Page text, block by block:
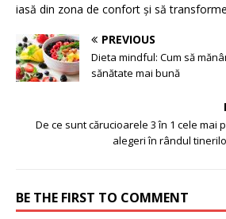
iasă din zona de confort și să
PREVIOUS
Dieta mindful: Cum să
sănătate mai bună
De ce sunt cărucioarele 3 în 1 cele mai
alegeri în rândul
BE THE FIRST TO COMMENT